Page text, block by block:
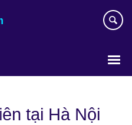
tại Hà Nội